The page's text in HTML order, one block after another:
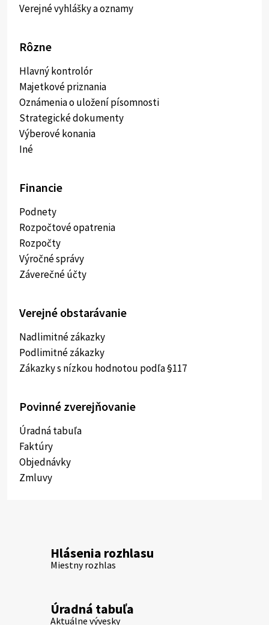
Verejné vyhlášky a oznamy
Rôzne
Hlavný kontrolór
Majetkové priznania
Oznámenia o uložení písomnosti
Strategické dokumenty
Výberové konania
Iné
Financie
Podnety
Rozpočtové opatrenia
Rozpočty
Výročné správy
Záverečné účty
Verejné obstarávanie
Nadlimitné zákazky
Podlimitné zákazky
Zákazky s nízkou hodnotou podľa §117
Povinné zverejňovanie
Úradná tabuľa
Faktúry
Objednávky
Zmluvy
Hlásenia rozhlasu
Miestny rozhlas
Úradná tabuľa
Aktuálne vývesky